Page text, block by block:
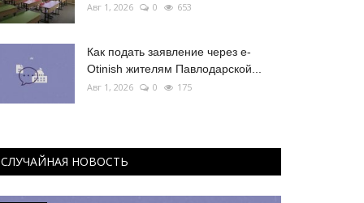
Авг 1, 2026 0 653
Как подать заявление через e-
Otinish жителям Павлодарской...
Авг 1, 2026 0 175
СЛУЧАЙНАЯ НОВОСТЬ